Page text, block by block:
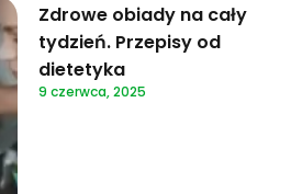
Zdrowe obiady na cały
tydzień. Przepisy od
dietetyka
9 czerwca, 2025